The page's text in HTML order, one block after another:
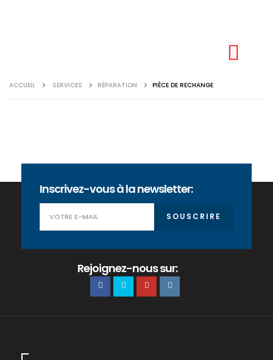
ACCUEIL SERVICES RÉPARATION PIÈCE DE RECHANGE
Inscrivez-vous à la newsletter:
SOUSCRIRE
Rejoignez-nous sur: